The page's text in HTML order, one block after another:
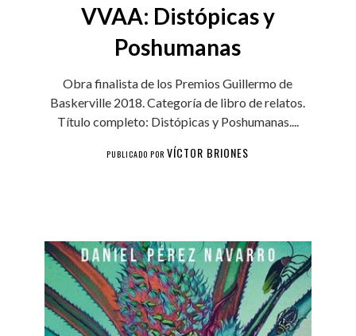
VVAA: Distópicas y
Poshumanas
Obra finalista de los Premios Guillermo de
Baskerville 2018. Categoría de libro de relatos.
Título completo: Distópicas y Poshumanas....
PUBLICADO PORVÍCTOR BRIONES